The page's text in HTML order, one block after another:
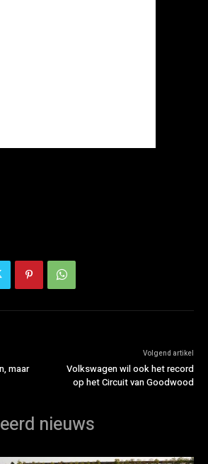
maar
Volgend artikel
Volkswagen wil ook het record
op het Circuit van Goodwood
nieuws